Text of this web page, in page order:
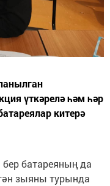
үткәрелә һәм һәр
китерә
батареяның да
зыяны турында